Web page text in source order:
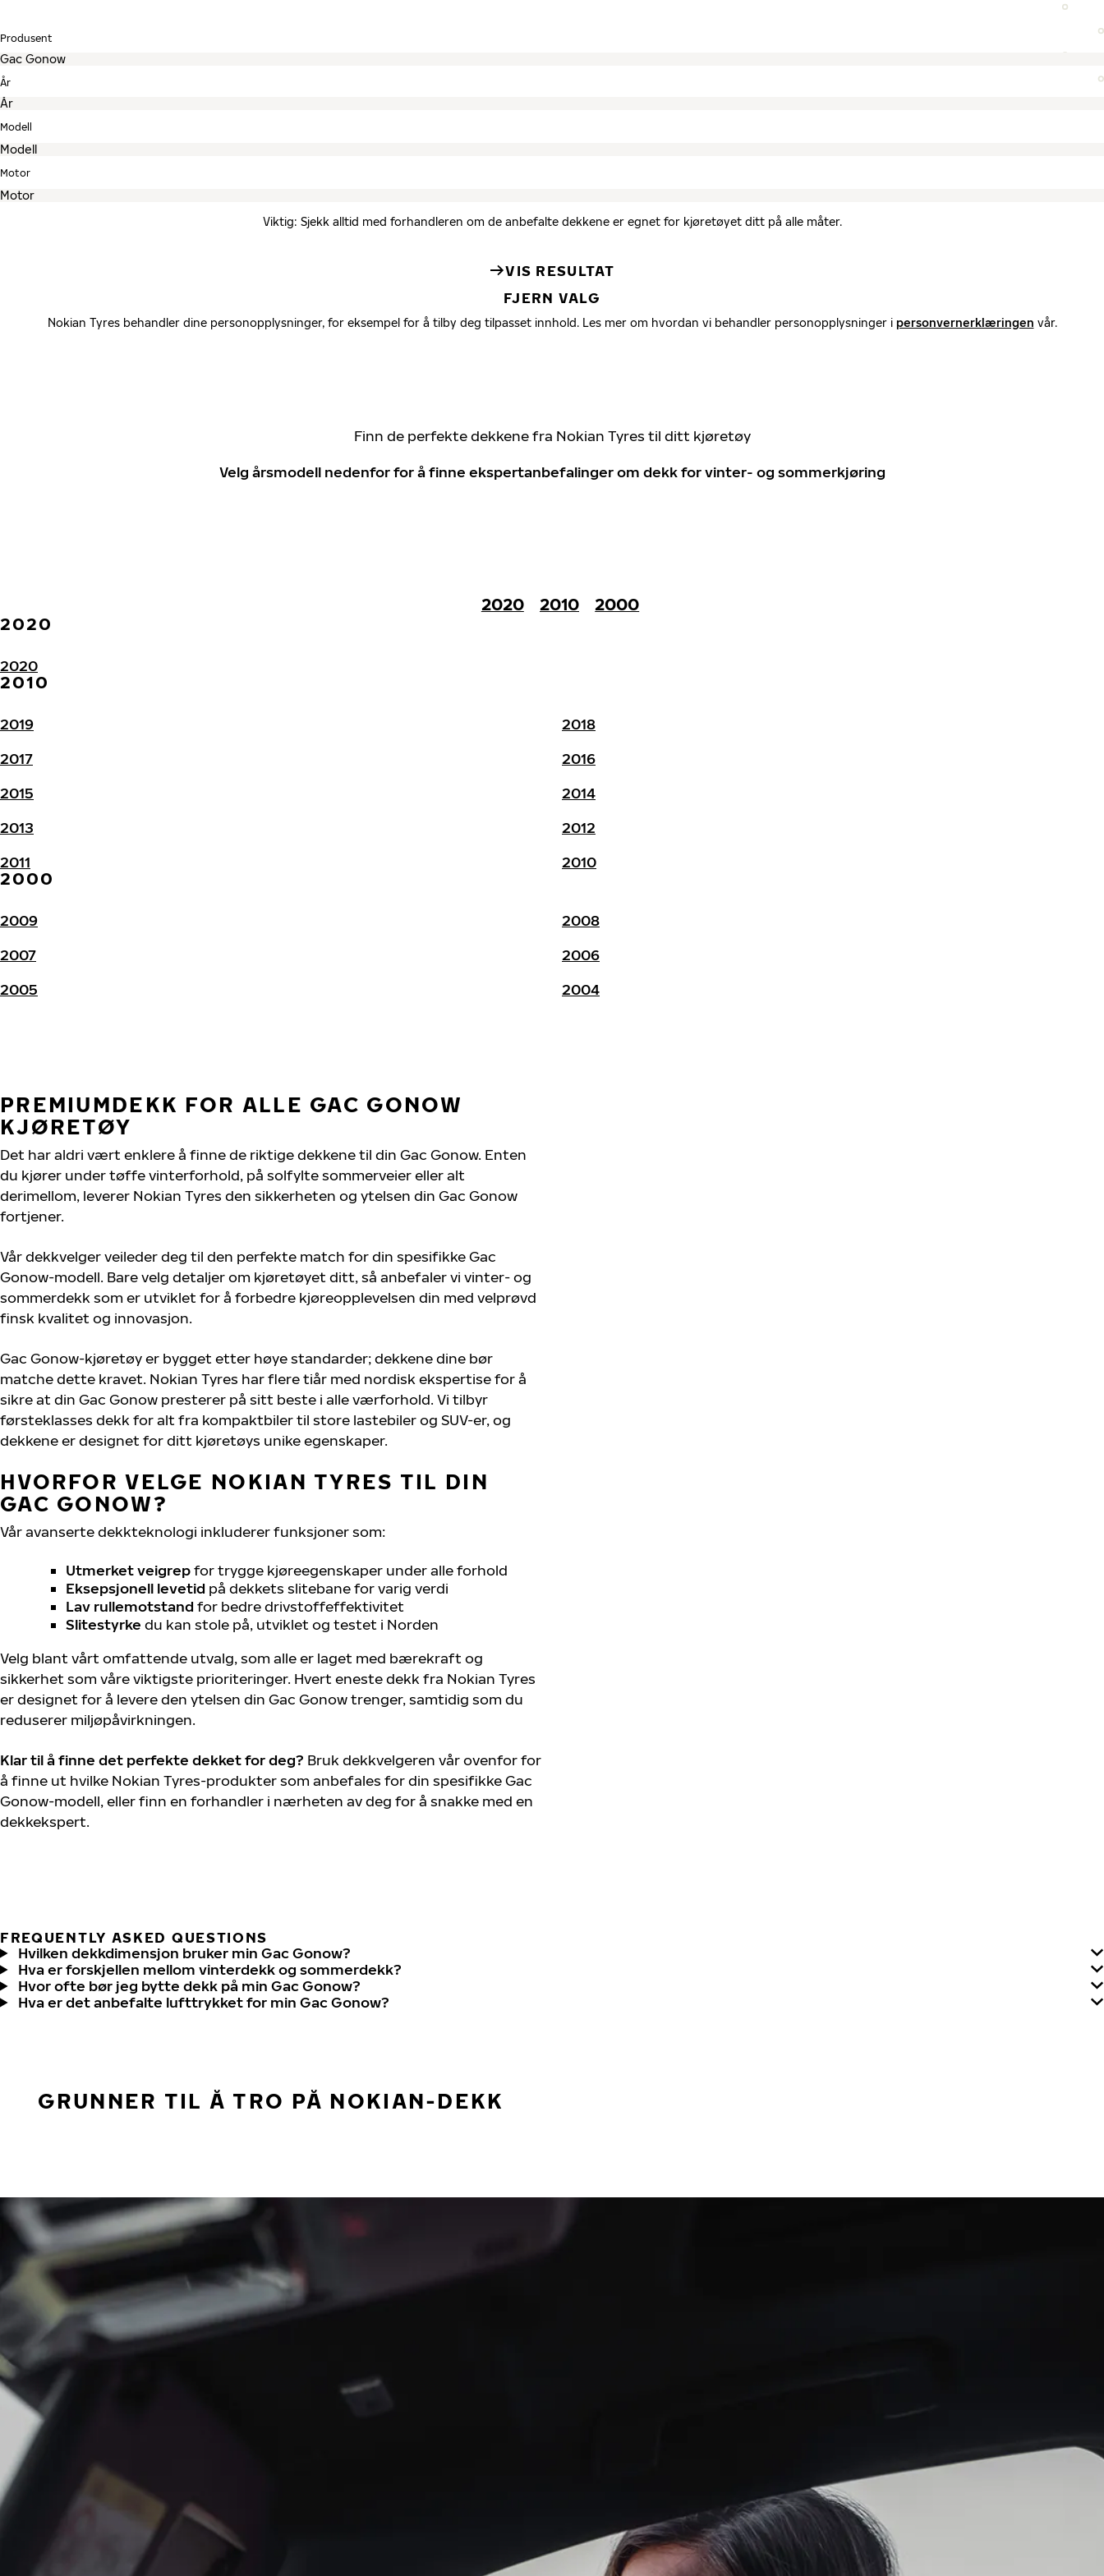
Produsent
År
Modell
Motor
Viktig: Sjekk alltid med forhandleren om de anbefalte dekkene er egnet for kjøretøyet ditt på alle måter.
VIS RESULTAT
FJERN VALG
Nokian Tyres behandler dine personopplysninger, for eksempel for å tilby deg tilpasset innhold. Les mer om hvordan vi behandler personopplysninger i personvernerklæringen vår.
Finn de perfekte dekkene fra Nokian Tyres til ditt kjøretøy
Velg årsmodell nedenfor for å finne ekspertanbefalinger om dekk for vinter- og sommerkjøring
2020 2010
2000
2020
2020
2010
2019
2018
2017
2016
2015
2014
2013
2012
2011
2010
2000
2009
2008
2007
2006
2005
2004
PREMIUMDEKK FOR ALLE GAC GONOW
KJØRETØY
Det har aldri vært enklere å finne de riktige dekkene til din Gac Gonow. Enten
du kjører under tøffe vinterforhold, på solfylte sommerveier eller alt
derimellom, leverer Nokian Tyres den sikkerheten og ytelsen din Gac Gonow
fortjener.
Vår dekkvelger veileder deg til den perfekte match for din spesifikke Gac
Gonow-modell. Bare velg detaljer om kjøretøyet ditt, så anbefaler vi vinter- og
sommerdekk som er utviklet for å forbedre kjøreopplevelsen din med velprøvd
finsk kvalitet og innovasjon.
Gac Gonow-kjøretøy er bygget etter høye standarder; dekkene dine bør
matche dette kravet. Nokian Tyres har flere tiår med nordisk ekspertise for å
sikre at din Gac Gonow presterer på sitt beste i alle værforhold. Vi tilbyr
førsteklasses dekk for alt fra kompaktbiler til store lastebiler og SUV-er, og
dekkene er designet for ditt kjøretøys unike egenskaper.
HVORFOR VELGE NOKIAN TYRES TIL DIN
GAC GONOW?
Vår avanserte dekkteknologi inkluderer funksjoner som:
Utmerket veigrepfor trygge kjøreegenskaper under alle forhold
Eksepsjonell levetid på dekkets slitebane for varig verdi
Lav rullemotstand for bedre drivstoffeffektivitet
Slitestyrke du kan stole på, utviklet og testet i Norden
Velg blant vårt omfattende utvalg, som alle er laget med bærekraft og
sikkerhet som våre viktigste prioriteringer. Hvert eneste dekk fra Nokian Tyres
er designet for å levere den ytelsen din Gac Gonow trenger, samtidig som du
reduserer miljøpåvirkningen.
Klar til å finne det perfekte dekket for deg? Bruk dekkvelgeren vår ovenfor for
å finne ut hvilke Nokian Tyres-produkter som anbefales for din spesifikke Gac
Gonow-modell, eller finn en forhandler i nærheten av deg for å snakke med en
dekkekspert.
FREQUENTLY ASKED QUESTIONS
Hvilken dekkdimensjon bruker min Gac Gonow?
Hva er forskjellen mellom vinterdekk og sommerdekk?
Hvor ofte bør jeg bytte dekk på min Gac Gonow?
Hva er det anbefalte lufttrykket for min Gac Gonow?
GRUNNER TIL Å TRO PÅ NOKIAN-DEKK